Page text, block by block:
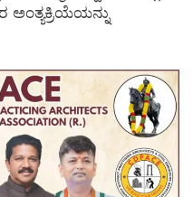
ಅಂತ್ಯಕ್ರಿಯೆಯನ್ನು